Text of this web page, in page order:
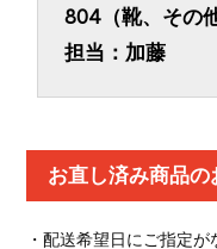
804（靴、その他
担当：加藤
お直し済み商品の
・配送希望日にご指定